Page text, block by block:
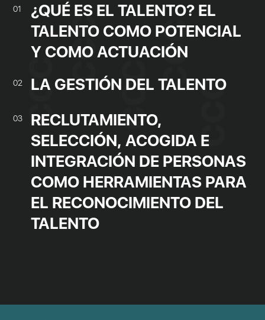
01
¿QUÉ ES EL TALENTO? EL
TALENTO COMO POTENCIAL
Y COMO ACTUACIÓN
02 LA GESTIÓN DEL TALENTO
03
RECLUTAMIENTO,
SELECCIÓN, ACOGIDA E
INTEGRACIÓN DE PERSONAS
COMO HERRAMIENTAS PARA
EL RECONOCIMIENTO DEL
TALENTO